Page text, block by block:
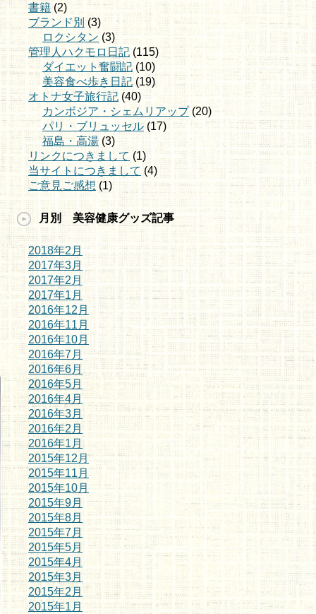
書籍 (2)
ブランド別 (3)
ロクシタン (3)
管理人ハクモロ日記 (115)
ダイエット奮闘記 (10)
美容食べ歩き日記 (19)
オトナ女子旅行記 (40)
カンボジア・シェムリアップ(20)
パリ・ブリュッセル (17)
福島・高湯 (3)
リンクにつきまして (1)
当サイトにつきまして (4)
ご意見ご感想 (1)
月別 美容健康グッズ記事
2018年2月
2017年3月
2017年2月
2017年1月
2016年12月
2016年11月
2016年10月
2016年7月
2016年6月
2016年5月
2016年4月
2016年3月
2016年2月
2016年1月
2015年12月
2015年11月
2015年10月
2015年9月
2015年8月
2015年7月
2015年5月
2015年4月
2015年3月
2015年2月
2015年1月